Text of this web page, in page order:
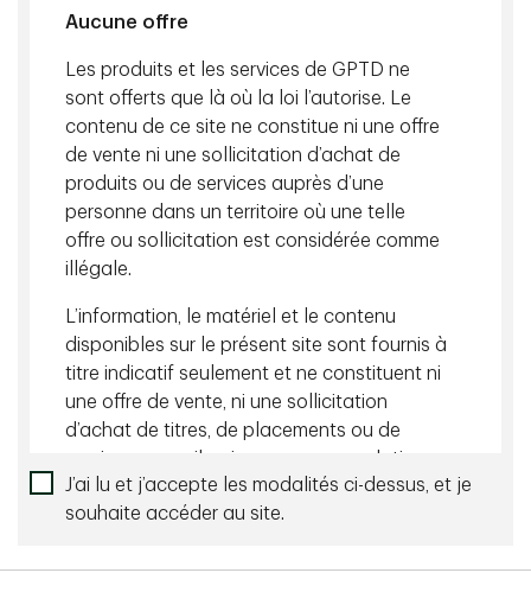
long terme de démondialisation, de décarbonation et de
Télécharger
Retour à Perspectives
Contenu connexe
août 05 2026 - Lecture de 10 min
mai 07 2026 - 10 minutes
La Stratégie de fonds immobiliers mondiaux
Greystone TD : renforcement de la croissance à
Aucune offre
Les produits et les services de GPTD ne
sont offerts que là où la loi l’autorise. Le
contenu de ce site ne constitue ni une offre
de vente ni une sollicitation d’achat de
produits ou de services auprès d’une
personne dans un territoire où une telle
offre ou sollicitation est considérée comme
illégale.
L’information, le matériel et le contenu
disponibles sur le présent site sont fournis à
titre indicatif seulement et ne constituent ni
une offre de vente, ni une sollicitation
d’achat de titres, de placements ou de
services-conseils, ni une recommandation
de tels titres ou services qui peuvent être
mentionnés dans le présent site Web ou par
aucunement que les titres, les produits ou
J’ai lu et j’accepte les modalités ci-dessus, et je
souhaite accéder au site.